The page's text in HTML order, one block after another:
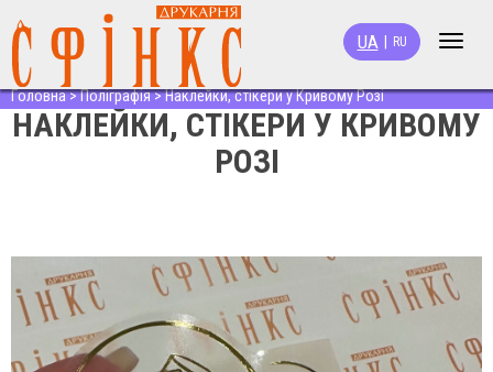
Toggle
UA RU
Головна>Поліграфія>Наклейки, стікери у Кривому Розі
НАКЛЕЙКИ, СТІКЕРИ У КРИВОМУ
РОЗІ